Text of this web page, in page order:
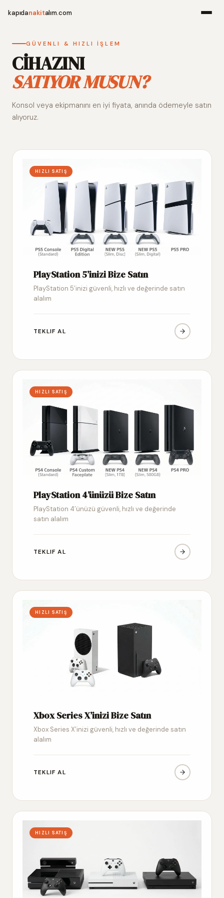
kapıdanakitalım.com
Alım
GÜVENLI & HIZLI İŞLEM
CİHAZINI
SATIYOR MUSUN?
Konsol veya ekipmanını en iyi fiyata, anında ödemeyle satın
alıyoruz.
HIZLI SATIŞ
PlayStation 5’inizi Bize Satın
PlayStation 5’inizi güvenli, hızlı ve değerinde satın
alalım
TEKLIF AL
HIZLI SATIŞ
PlayStation 4’ünüzü Bize Satın
PlayStation 4’ünüzü güvenli, hızlı ve değerinde
satın alalım
TEKLIF AL
HIZLI SATIŞ
Xbox Series X’inizi Bize Satın
Xbox Series X’inizi güvenli, hızlı ve değerinde satın
alalım
TEKLIF AL
HIZLI SATIŞ